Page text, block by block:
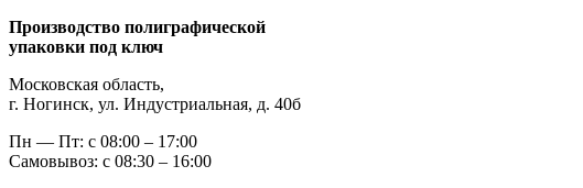
Производство полиграфической
упаковки под ключ
Московская область,
г. Ногинск, ул. Индустриальная, д. 40б
Пн — Пт: с 08:00 – 17:00
Самовывоз: с 08:30 – 16:00